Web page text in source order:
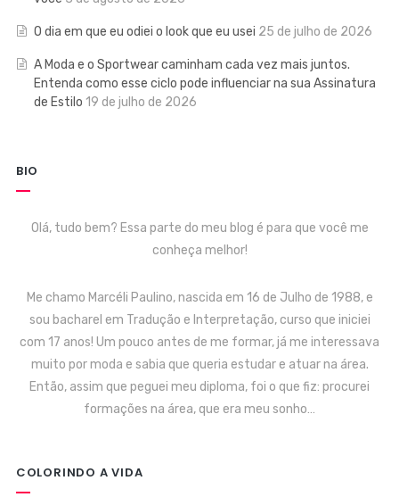
O dia em que eu odiei o look que eu usei 25 de julho de 2026
A Moda e o Sportwear caminham cada vez mais juntos.
Entenda como esse ciclo pode influenciar na sua Assinatura
de Estilo 19 de julho de 2026
BIO
Olá, tudo bem? Essa parte do meu blog é para que você me
conheça melhor!
Me chamo Marcéli Paulino, nascida em 16 de Julho de 1988, e
sou bacharel em Tradução e Interpretação, curso que iniciei
com 17 anos! Um pouco antes de me formar, já me interessava
muito por moda e sabia que queria estudar e atuar na área.
Então, assim que peguei meu diploma, foi o que fiz: procurei
formações na área, que era meu sonho…
COLORINDO A VIDA